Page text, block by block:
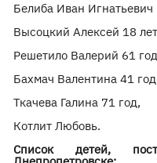
Белиба Иван Игнатьевич
Высоцкий Алексей 18 лет
Решетило Валерий 61
Бахмач Валентина 41
Ткачева Галина 71 год,
Котлит Любовь.
Список детей,